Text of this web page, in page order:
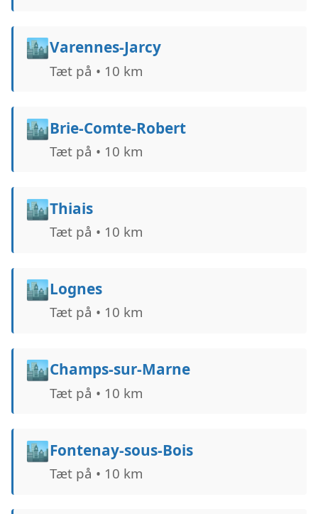
🏙️Varennes-Jarcy
Tæt på • 10 km
🏙️Brie-Comte-Robert
Tæt på • 10 km
🏙️Thiais
Tæt på • 10 km
🏙️Lognes
Tæt på • 10 km
🏙️Champs-sur-Marne
Tæt på • 10 km
🏙️Fontenay-sous-Bois
Tæt på • 10 km